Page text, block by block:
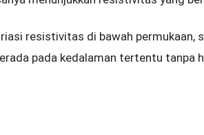
resistivitas di bawah
pada kedalaman tertentu tanpa